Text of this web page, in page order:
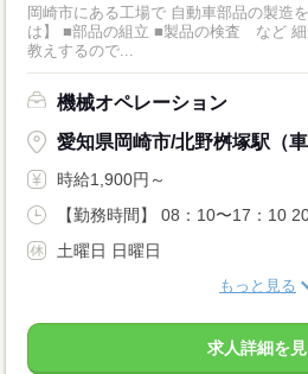
岡崎市にある工場で 自動車部品の製造をお願い
は】 ■部品の組立 ■製品の検査 など 細かい作業は先輩が丁寧に お
教えするので...
機械オペレーション
愛知県岡崎市/北野桝塚駅（車
時給1,900円～
【勤務時間】 08：10〜17：10
土曜日 日曜日
もっと見る
求人詳細を